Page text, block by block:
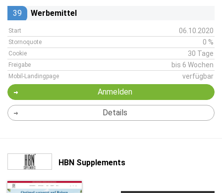
39 Werbemittel
Start 06.10.2020
Stornoquote 0 %
Cookie 30 Tage
Freigabe bis 6 Wochen
Mobil-Landingpage verfügbar
Anmelden
Details
HBN Supplements